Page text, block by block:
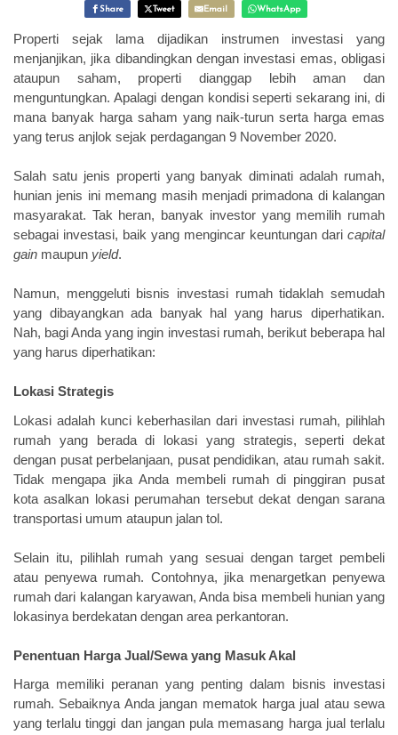
Share Tweet Email WhatsApp
Properti sejak lama dijadikan instrumen investasi yang
menjanjikan, jika dibandingkan dengan investasi emas, obligasi
ataupun saham, properti dianggap lebih aman dan
menguntungkan. Apalagi dengan kondisi seperti sekarang ini, di
mana banyak harga saham yang naik-turun serta harga emas
yang terus anjlok sejak perdagangan 9 November 2020.
Salah satu jenis properti yang banyak diminati adalah rumah,
hunian jenis ini memang masih menjadi primadona di kalangan
masyarakat. Tak heran, banyak investor yang memilih rumah
sebagai investasi, baik yang mengincar keuntungan dari capital
gain maupun yield.
Namun, menggeluti bisnis investasi rumah tidaklah semudah
yang dibayangkan ada banyak hal yang harus diperhatikan.
Nah, bagi Anda yang ingin investasi rumah, berikut beberapa hal
yang harus diperhatikan:
Lokasi Strategis
Lokasi adalah kunci keberhasilan dari investasi rumah, pilihlah
rumah yang berada di lokasi yang strategis, seperti dekat
dengan pusat perbelanjaan, pusat pendidikan, atau rumah sakit.
Tidak mengapa jika Anda membeli rumah di pinggiran pusat
kota asalkan lokasi perumahan tersebut dekat dengan sarana
transportasi umum ataupun jalan tol.
Selain itu, pilihlah rumah yang sesuai dengan target pembeli
atau penyewa rumah. Contohnya, jika menargetkan penyewa
rumah dari kalangan karyawan, Anda bisa membeli hunian yang
lokasinya berdekatan dengan area perkantoran.
Penentuan Harga Jual/Sewa yang Masuk Akal
Harga memiliki peranan yang penting dalam bisnis investasi
rumah. Sebaiknya Anda jangan mematok harga jual atau sewa
yang terlalu tinggi dan jangan pula memasang harga jual terlalu